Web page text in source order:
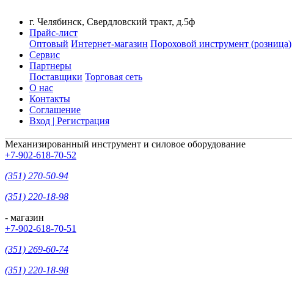
г. Челябинск, Свердловский тракт, д.5ф
Прайс-лист
Оптовый Интернет-магазин Пороховой инструмент (розница)
Сервис
Партнеры
Поставщики Торговая сеть
О нас
Контакты
Соглашение
Вход | Регистрация
Механизированный инструмент и силовое оборудование
+7-902-618-70-52
(351) 270-50-94
(351) 220-18-98
- магазин
+7-902-618-70-51
(351) 269-60-74
(351) 220-18-98